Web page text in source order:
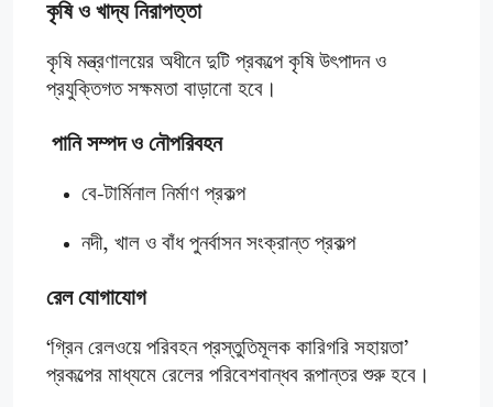
কৃষি ও খাদ্য নিরাপত্তা
কৃষি মন্ত্রণালয়ের অধীনে দুটি প্রকল্পে কৃষি উৎপাদন ও
প্রযুক্তিগত সক্ষমতা বাড়ানো হবে।
পানি সম্পদ ও নৌপরিবহন
বে-টার্মিনাল নির্মাণ প্রকল্প
নদী, খাল ও বাঁধ পুনর্বাসন সংক্রান্ত প্রকল্প
রেল যোগাযোগ
‘গ্রিন রেলওয়ে পরিবহন প্রস্তুতিমূলক কারিগরি সহায়তা’
প্রকল্পের মাধ্যমে রেলের পরিবেশবান্ধব রূপান্তর শুরু হবে।